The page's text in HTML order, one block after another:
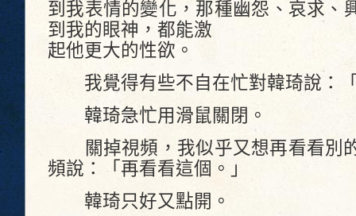
到我表情的變化，那種幽怨、哀求
到我的眼神，都能激
起他更大的性欲。
我覺得有些不自在忙對韓琦說：「
韓琦急忙用滑鼠關閉。
關掉視頻，我似乎又想再看看別
頻說：「再看看這個。」
韓琦只好又點開。